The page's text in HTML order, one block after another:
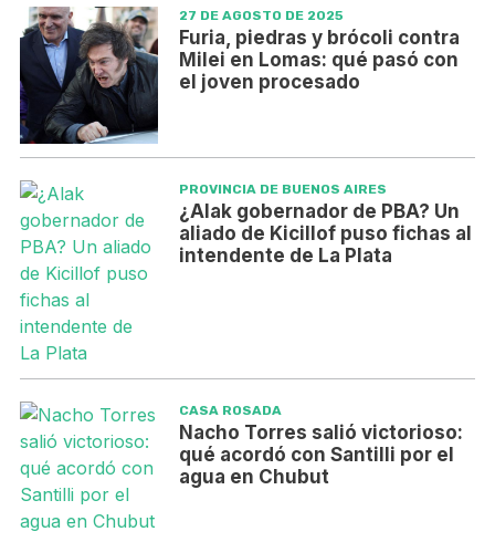
27 DE AGOSTO DE 2025
Furia, piedras y brócoli contra
Milei en Lomas: qué pasó con
el joven procesado
PROVINCIA DE BUENOS AIRES
¿Alak gobernador de PBA? Un
aliado de Kicillof puso fichas al
intendente de La Plata
CASA ROSADA
Nacho Torres salió victorioso:
qué acordó con Santilli por el
agua en Chubut